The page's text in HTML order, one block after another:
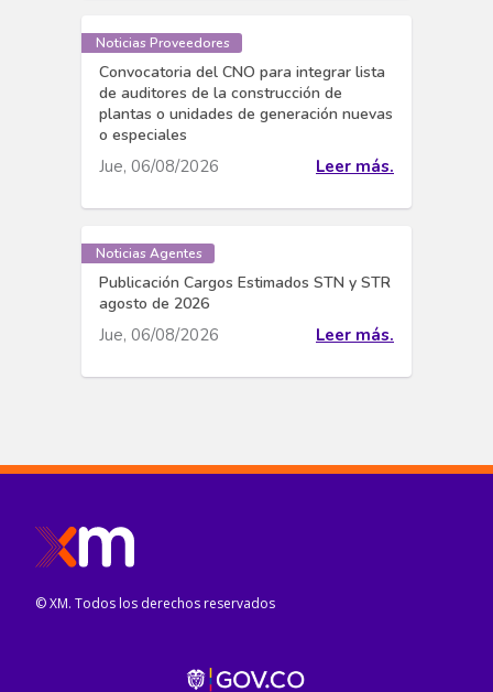
Noticias Proveedores
Convocatoria del CNO para integrar lista
de auditores de la construcción de
plantas o unidades de generación nuevas
o especiales
Jue, 06/08/2026 Leer más.
Noticias Agentes
Publicación Cargos Estimados STN y STR
agosto de 2026
Jue, 06/08/2026 Leer más.
© XM. Todos los derechos reservados